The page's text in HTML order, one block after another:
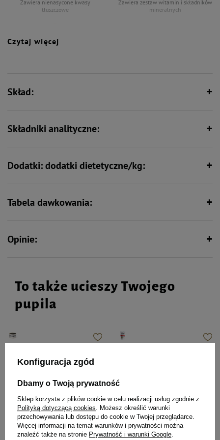
- zaspokaja zapotrzebowanie psa na witaminy i składniki mineralne.
Zawiera nienasycone kwasy
tłuszczowe
Zawiera zestaw witamin i składników
mineralnych
Czytaj więcej
Skład:
Składniki analityczne:
Dodatki: dodatki dietetyczne/kg:
Tabela dawkowania:
Opinie:
To także ucieszy Twojego
pupila
laktujących Dolina Noteci
Premium Starter 185 g
4,99 zł 26,97 zł / kg
- +
5,14 zł 34,27 zł / kg
-
Konfiguracja zgód
Dbamy o Twoją prywatność
Sklep korzysta z plików cookie w celu realizacji usług zgodnie z
Polityką dotyczącą cookies . Możesz określić warunki
przechowywania lub dostępu do cookie w Twojej przeglądarce.
Więcej informacji na temat warunków i prywatności można
znaleźć także na stronie Prywatność i warunki Google